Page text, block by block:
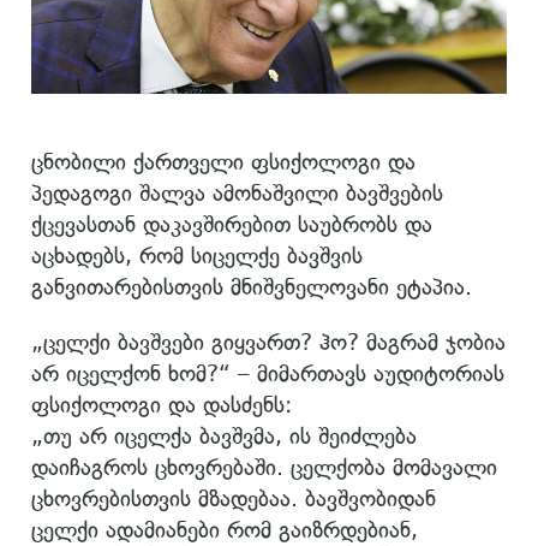
ცნობილი ქართველი ფსიქოლოგი და
პედაგოგი შალვა ამონაშვილი ბავშვების
ქცევასთან დაკავშირებით საუბრობს და
აცხადებს, რომ სიცელქე ბავშვის
განვითარებისთვის მნიშვნელოვანი ეტაპია.
„ცელქი ბავშვები გიყვართ? ჰო? მაგრამ ჯობია
არ იცელქონ ხომ?“ – მიმართავს აუდიტორიას
ფსიქოლოგი და დასძენს:
„თუ არ იცელქა ბავშვმა, ის შეიძლება
დაიჩაგროს ცხოვრებაში. ცელქობა მომავალი
ცხოვრებისთვის მზადებაა. ბავშვობიდან
ცელქი ადამიანები რომ გაიზრდებიან,